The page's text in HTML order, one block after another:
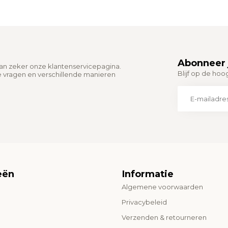
zeker onze klantenservicepagina.
en verschillende manieren
Blijf op de
Informatie
Algemene voorwaarden
Privacybeleid
Verzenden & retourneren